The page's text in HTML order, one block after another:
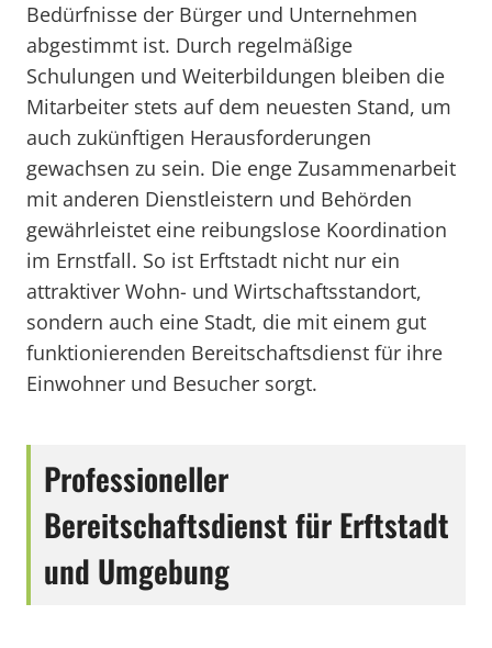
Bedürfnisse der Bürger und Unternehmen
abgestimmt ist. Durch regelmäßige
Schulungen und Weiterbildungen bleiben die
Mitarbeiter stets auf dem neuesten Stand, um
auch zukünftigen Herausforderungen
gewachsen zu sein. Die enge Zusammenarbeit
mit anderen Dienstleistern und Behörden
gewährleistet eine reibungslose Koordination
im Ernstfall. So ist Erftstadt nicht nur ein
attraktiver Wohn- und Wirtschaftsstandort,
sondern auch eine Stadt, die mit einem gut
funktionierenden Bereitschaftsdienst für ihre
Einwohner und Besucher sorgt.
Professioneller
Bereitschaftsdienst für Erftstadt
und Umgebung